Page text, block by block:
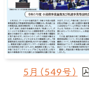
5月（549号）